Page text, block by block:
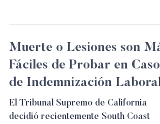
Muerte o Lesiones son
Fáciles de Probar en Casos
de Indemnización Laboral
El Tribunal Supremo de California
decidió recientemente South Coast